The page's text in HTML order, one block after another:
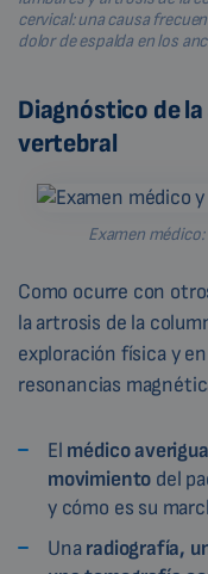
cervical: una causa
dolor de espalda en los
Diagnóstico de
vertebral
Examen
Como ocurre con
la artrosis de la
exploración física y
resonancias
El médico
movimiento del
y cómo es su
Unaradiografía,